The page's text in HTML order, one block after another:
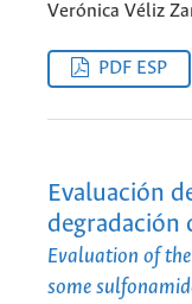
Verónica Véliz
PDF ESP
Evaluación
degradación
Evaluation of
some